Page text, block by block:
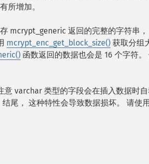
所增加。
mcrypt_generic 返回的完整的字符串
mcrypt_enc_get_block_size() 获取分组
函数返回的数据也会是 16 个字符
varchar 类型的字段会在插入数据时
尾， 这种特性会导致数据损坏。 请使